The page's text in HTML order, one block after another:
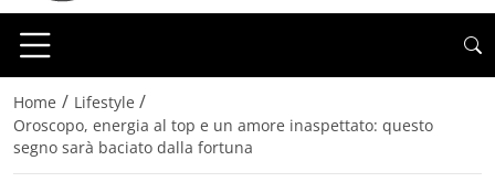
Home / Lifestyle /
Oroscopo, energia al top e un amore inaspettato: questo
segno sarà baciato dalla fortuna